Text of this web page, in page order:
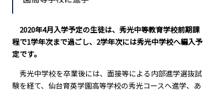
2020年4月入学予定の生徒は、秀光中等教育学校前期課
程で1学年次まで過ごし、2学年次には秀光中学校へ編入予
定です。
秀光中学校を卒業後には、面接等による内部進学選抜試
験を経て、仙台育英学園高等学校の秀光コースへ進学、あ